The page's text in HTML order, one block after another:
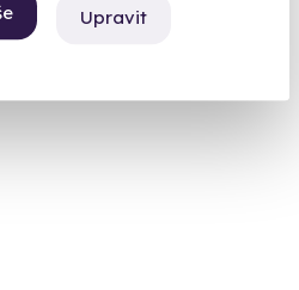
Upravit
na karlovarské